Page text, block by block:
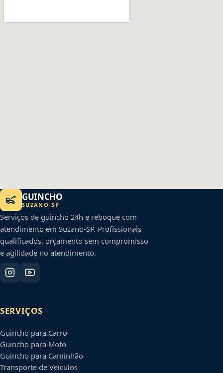
GUINCHO
SUZANO-SP
Serviços de guincho 24h e reboque com
atendimento em Suzano-SP. Profissionais
qualificados, orçamento sem compromisso
e agilidade no atendimento.
SERVIÇOS
Guincho para Carro
Guincho para Moto
Guincho para Caminhão
Transporte de Veículos